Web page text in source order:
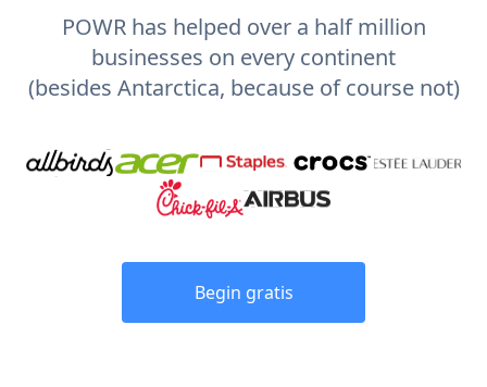
POWR has helped over a half million
businesses on every continent
(besides Antarctica, because of course not)
Begin gratis